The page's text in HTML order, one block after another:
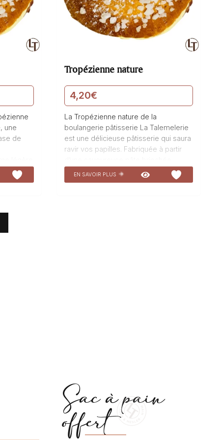
une
de
pour
Tropézienne nature
4,20€
La Tropézienne nature de la
boulangerie pâtisserie La Talemelerie
est une délicieuse pâtisserie qui saura
ravir vos papilles. Fabriquée à partir
moelleuse et d’une crème légère
onctueuse composée de crème
EN SAVOIR PLUS
Sac à pain
offert